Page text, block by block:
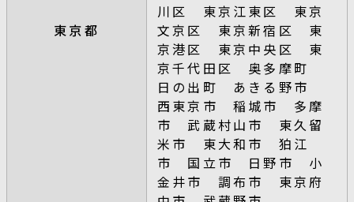
東京都
川区 東京江東区 東京
文京区 東京新宿区 東
京港区 東京中央区 東
京千代田区 奥多摩町
日の出町 あきる野市
西東京市 稲城市 多摩
市 武蔵村山市 東久留
米市 東大和市 狛江
市 国立市 日野市 小
金井市 調布市 東京府